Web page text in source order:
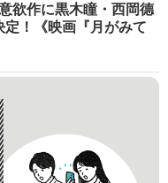
欲作に黒木瞳・西岡德
！《映画『月がみて